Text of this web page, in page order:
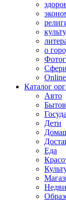
о
Каталог
Авто
Дети
Еда